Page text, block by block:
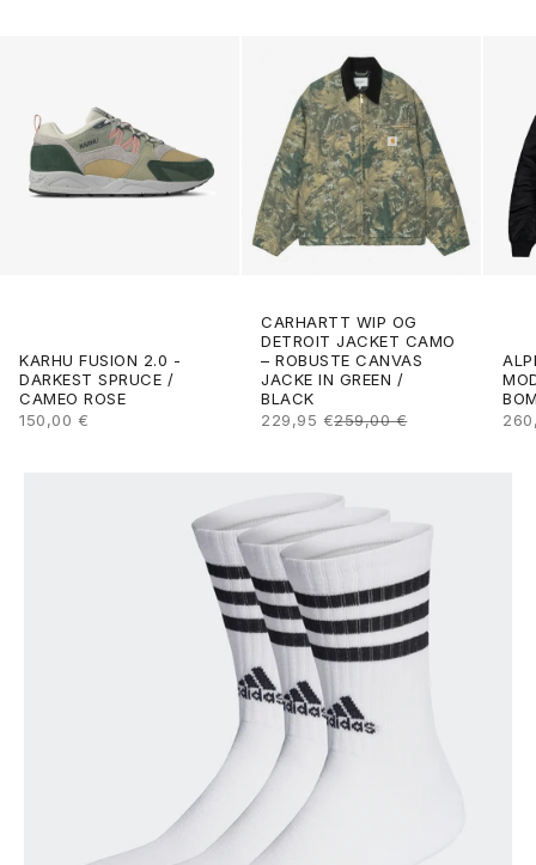
KARHU FUSION 2.0 -
DARKEST SPRUCE /
CAMEO ROSE
ANGEBOT
150,00 €
CARHARTT WIP OG
DETROIT JACKET CAMO
– ROBUSTE CANVAS
JACKE IN GREEN /
BLACK
ANGEBOT
229,95 €REGULÄRER PREIS
259,00 €